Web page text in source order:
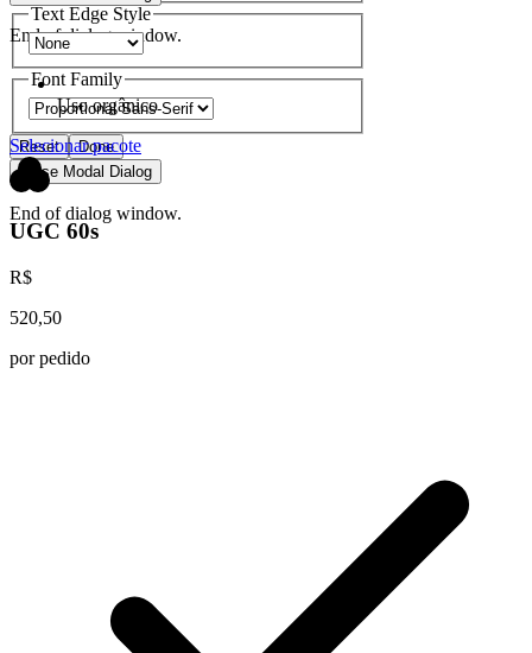
End of dialog window.
Text Edge Style
Font Family
Reset
Done
Close Modal Dialog
End of dialog window.
Uso orgânico
Selecionar pacote
UGC 60s
R$
520,50
por pedido